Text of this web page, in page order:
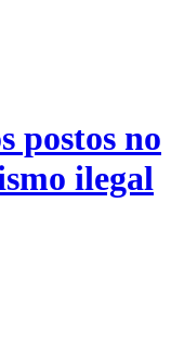
postos no
ilegal